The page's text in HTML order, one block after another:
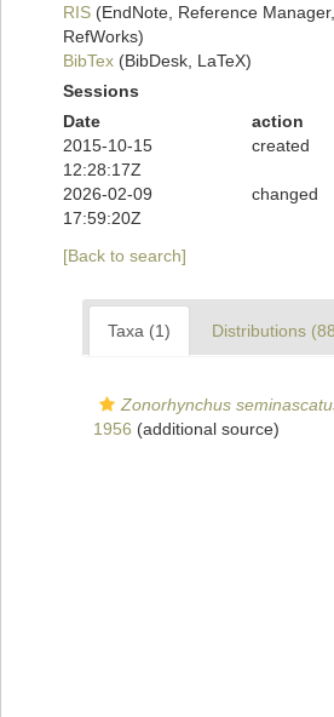
RIS (EndNote, Reference
RefWorks)
BibTex (BibDesk, LaTeX)
Sessions
Date
action
2015-10-15
12:28:17Z
created
2026-02-09
17:59:20Z
changed
[Back to search]
Taxa (1) Distributions
Zonorhynchus
1956 (additional source)